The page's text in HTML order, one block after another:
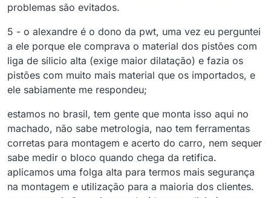
problemas são evitados.
5 - o alexandre é o dono da pwt, uma vez eu perguntei
a ele porque ele comprava o material dos pistões com
liga de silicio alta (exige maior dilatação) e fazia os
pistões com muito mais material que os importados, e
ele sabiamente me respondeu;
estamos no brasil, tem gente que monta isso aqui no
machado, não sabe metrologia, nao tem ferramentas
corretas para montagem e acerto do carro, nem sequer
sabe medir o bloco quando chega da retifica.
aplicamos uma folga alta para termos mais segurança
na montagem e utilização para a maioria dos clientes.